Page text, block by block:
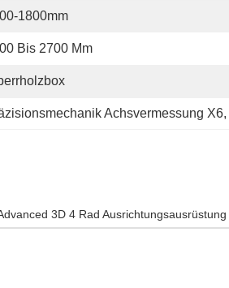
1800mm
Bis 2700 Mm
Achsvermessung X6,
3D 4 Rad Ausrichtungsausrüstung